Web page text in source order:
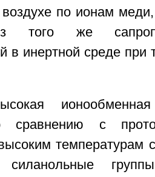
воздухе по ионам
того же
в инертной среде при
сравнению с
температурам
силанольные